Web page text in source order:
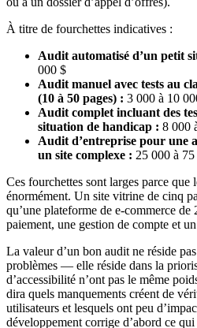
À titre de fourchettes indicatives :
Audit automatisé d’un petit
000 $
Audit manuel avec tests au
(10 à 50 pages) : 3 000 à 10
Audit complet incluant des
situation de handicap : 8 000
Audit d’entreprise pour une
un site complexe : 25 000 à
Ces fourchettes sont larges parce que
énormément. Un site vitrine de cinq
qu’une plateforme de e-commerce
paiement, une gestion de compte et
La valeur d’un bon audit ne réside
problèmes — elle réside dans la
d’accessibilité n’ont pas le même
dira quels manquements créent de
utilisateurs et lesquels ont peu
développement corrige d’abord ce